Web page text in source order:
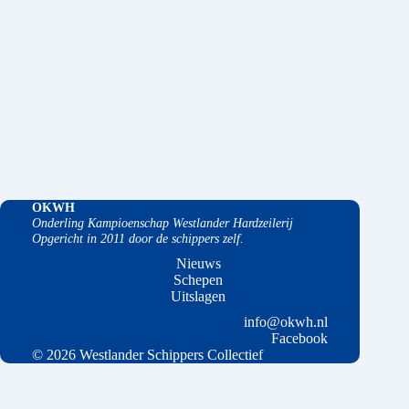
OKWH
Onderling Kampioenschap Westlander Hardzeilerij
Opgericht in 2011 door de schippers zelf.
Nieuws
Schepen
Uitslagen
info@okwh.nl
Facebook
© 2026 Westlander Schippers Collectief